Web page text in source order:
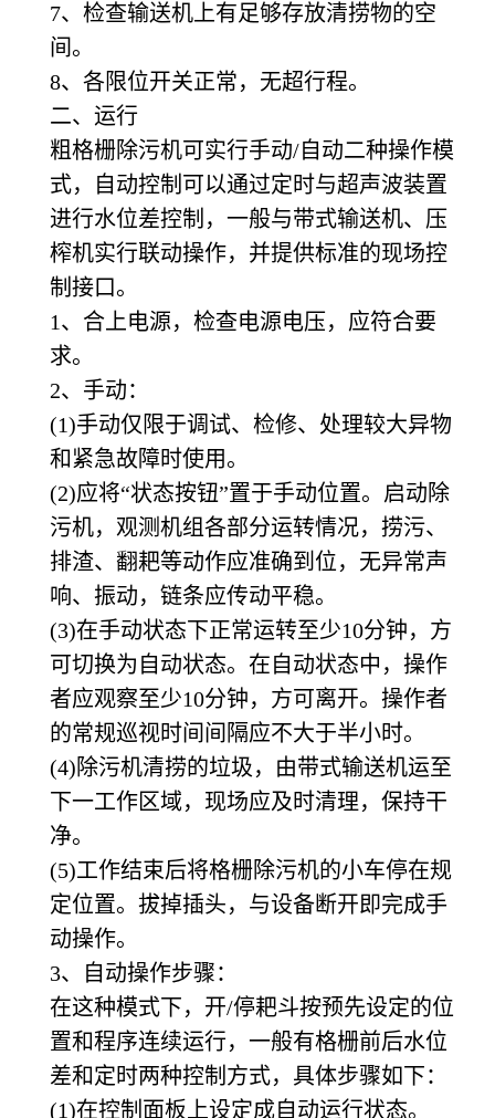
7、检查输送机上有足够存放清捞物的空
间。
8、各限位开关正常，无超行程。
二、运行
粗格栅除污机可实行手动/自动二种操作模
式，自动控制可以通过定时与超声波装置
进行水位差控制，一般与带式输送机、压
榨机实行联动操作，并提供标准的现场控
制接口。
1、合上电源，检查电源电压，应符合要
求。
2、手动：
(1)手动仅限于调试、检修、处理较大异物
和紧急故障时使用。
(2)应将“状态按钮”置于手动位置。启动除
污机，观测机组各部分运转情况，捞污、
排渣、翻耙等动作应准确到位，无异常声
响、振动，链条应传动平稳。
(3)在手动状态下正常运转至少10分钟，方
可切换为自动状态。在自动状态中，操作
者应观察至少10分钟，方可离开。操作者
的常规巡视时间间隔应不大于半小时。
(4)除污机清捞的垃圾，由带式输送机运至
下一工作区域，现场应及时清理，保持干
净。
(5)工作结束后将格栅除污机的小车停在规
定位置。拔掉插头，与设备断开即完成手
动操作。
3、自动操作步骤：
在这种模式下，开/停耙斗按预先设定的位
置和程序连续运行，一般有格栅前后水位
差和定时两种控制方式，具体步骤如下：
(1)在控制面板上设定成自动运行状态。